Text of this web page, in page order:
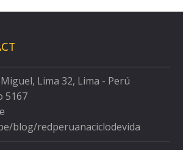
Lima 32, Lima - Perú
5167
blog/redperuanaciclodevida